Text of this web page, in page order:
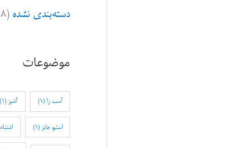
دسته‌بندی نشده (۲۸)
موضوعات
آسب زا (1) آشپز (1)
استیو جابز (1) اشتباه